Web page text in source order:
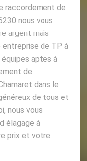
raccordement de
nous vous
argent mais
entreprise de TP à
équipes aptes à
de
dans le
de tous et
nous vous
élagage à
prix et votre